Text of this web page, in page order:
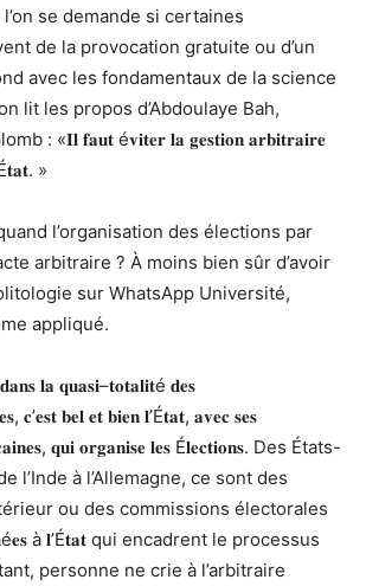
se demande si certaines
de la provocation gratuite ou d’un
avec les fondamentaux de la science
lit les propos d’Abdoulaye Bah,
: «𝐈𝐥 𝐟𝐚𝐮𝐭 é𝐯𝐢𝐭𝐞𝐫 𝐥𝐚 𝐠𝐞𝐬𝐭𝐢𝐨𝐧 𝐚𝐫𝐛𝐢𝐭𝐫𝐚𝐢𝐫𝐞
»
l’organisation des élections par
arbitraire ? À moins bien sûr d’avoir
sur WhatsApp Université,
appliqué.
𝐝𝐚𝐧𝐬 𝐥𝐚 𝐪𝐮𝐚𝐬𝐢–𝐭𝐨𝐭𝐚𝐥𝐢𝐭é 𝐝𝐞𝐬
, 𝐜’𝐞𝐬𝐭 𝐛𝐞𝐥 𝐞𝐭 𝐛𝐢𝐞𝐧 𝐥’É𝐭𝐚𝐭, 𝐚𝐯𝐞𝐜 𝐬𝐞𝐬
, 𝐪𝐮𝐢 𝐨𝐫𝐠𝐚𝐧𝐢𝐬𝐞 𝐥𝐞𝐬 É𝐥𝐞𝐜𝐭𝐢𝐨𝐧𝐬. Des États-
l’Inde à l’Allemagne, ce sont des
ou des commissions électorales
à 𝐥’É𝐭𝐚𝐭 qui encadrent le processus
personne ne crie à l’arbitraire